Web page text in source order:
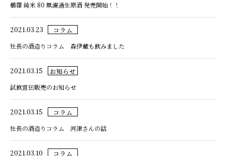
櫛羅 純米 80 無濾過生原酒 発売開始！！
2021.03.23
コラム
社長の酒造りコラム 森伊蔵も飲みました
2021.03.15
お知らせ
試飲宣伝販売のお知らせ
2021.03.15
コラム
社長の酒造りコラム 河津さんの話
2021.03.10
コラム